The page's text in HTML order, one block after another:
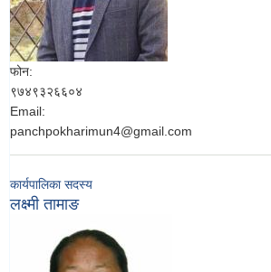
फोन:
९७४९३२६६०४
Email:
panchpokharimun4@gmail.com
कार्यपालिका सदस्य
लक्ष्मी तामाङ